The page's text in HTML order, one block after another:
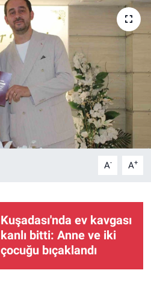
A- A+
Kuşadası'nda ev kavgası
kanlı bitti: Anne ve iki
çocuğu bıçaklandı